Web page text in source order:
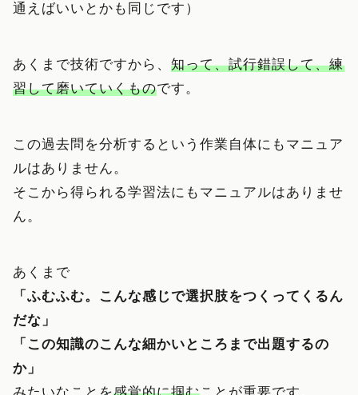
通えばいいとかも同じです）
あくまで技術ですから、知って、試行錯誤して、練
習して磨いていくものです。
この過去問を分析するという作業自体にもマニュア
ルはありません。
そこから得られる学習法にもマニュアルはありませ
ん。
あくまで
「ふむふむ。こんな感じで選択肢をつくってくるん
だな」
「この知識のこんな細かいところまで出題するの
か」